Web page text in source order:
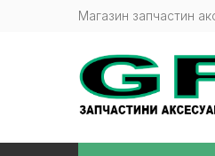
Магазин запчастин